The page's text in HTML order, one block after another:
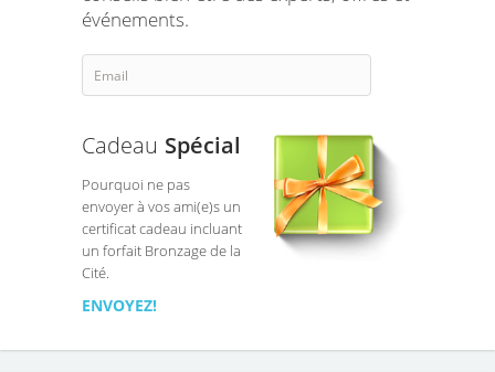
événements.
Cadeau Spécial
Pourquoi ne pas
envoyer à vos ami(e)s un
certificat cadeau incluant
un forfait Bronzage de la
Cité.
ENVOYEZ!